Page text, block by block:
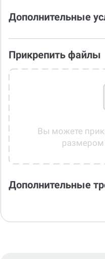
Дополнительные
Прикрепить файлы
Вы можете
Дополнительные